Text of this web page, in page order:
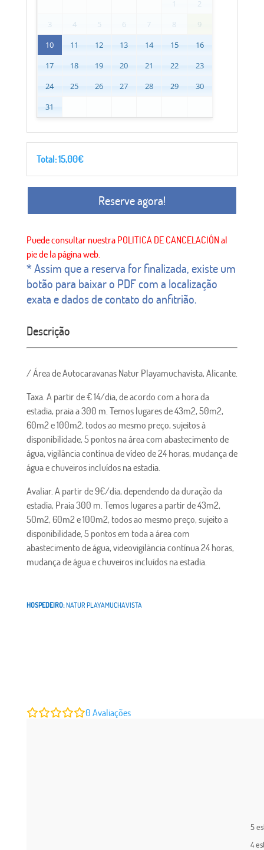
1
2
3
4 5 6 7 8
9
10
11 12 13 14 15
16
17
18 19 20 21 22
23
24
25 26 27 28 29
30
31
Total:15,00€
Reserve agora!
* Assim que a reserva for finalizada, existe um
botão para baixar o PDF com a localização
exata e dados de contato do anfitrião.
Descrição
/ Área de Autocaravanas Natur Playamuchavista, Alicante.
Taxa. A partir de € 14/dia, de acordo com a hora da
estadia, praia a 300 m. Temos lugares de 43m2, 50m2,
60m2 e 100m2, todos ao mesmo preço, sujeitos à
disponibilidade, 5 pontos na área com abastecimento de
água, vigilância contínua de vídeo de 24 horas, mudança de
água e chuveiros incluídos na estadia.
Avaliar. A partir de 9€/dia, dependendo da duração da
estadia, Praia 300 m. Temos lugares a partir de 43m2,
50m2, 60m2 e 100m2, todos ao mesmo preço, sujeito a
disponibilidade, 5 pontos em toda a área com
abastecimento de água, videovigilância contínua 24 horas,
mudança de água e chuveiros incluídos na estadia.
HOSPEDEIRO:NATUR PLAYAMUCHAVISTA
0 Avaliações
5
4